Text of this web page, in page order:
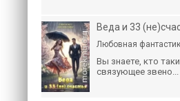
Веда и 33
Любовная
Вы знаете, кто
связующее звено...